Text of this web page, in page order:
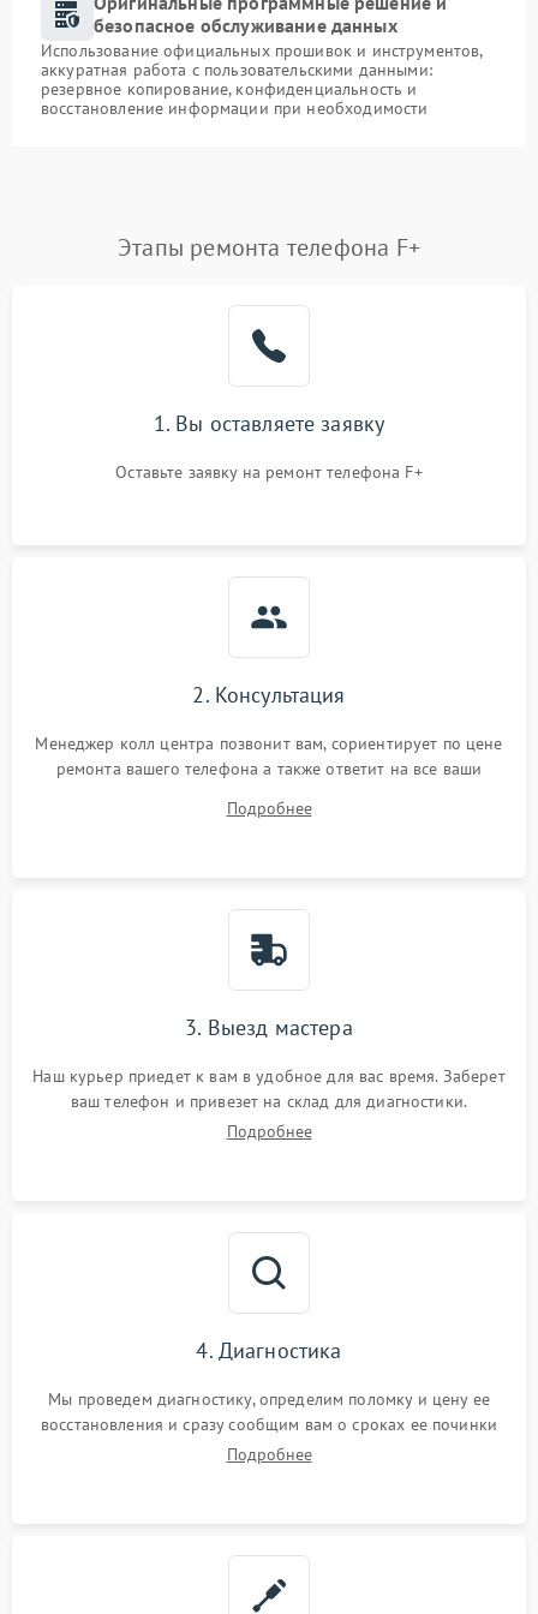
безопасное обслуживание данных
Использование официальных прошивок и инструментов,
аккуратная работа с пользовательскими данными:
резервное копирование, конфиденциальность и
восстановление информации при необходимости
Этапы ремонта телефона F+
1. Вы оставляете заявку
Оставьте заявку на ремонт телефона F+
2. Консультация
Менеджер колл центра позвонит вам, сориентирует по цене
ремонта вашего телефона а также ответит на все ваши
Подробнее
3. Выезд мастера
Наш курьер приедет к вам в удобное для вас время. Заберет
ваш телефон и привезет на склад для диагностики.
Подробнее
4. Диагностика
Мы проведем диагностику, определим поломку и цену ее
восстановления и сразу сообщим вам о сроках ее починки
Подробнее